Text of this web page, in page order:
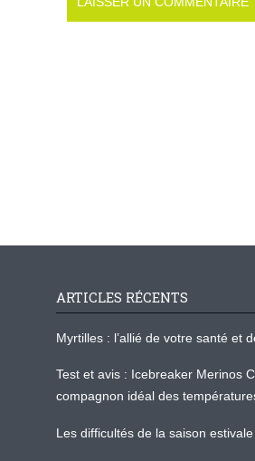
ARTICLES RÉCENTS
Myrtilles : l’allié de votre santé et
Test et avis : Icebreaker Merinos
compagnon idéal des
Les difficultés de la saison estivale